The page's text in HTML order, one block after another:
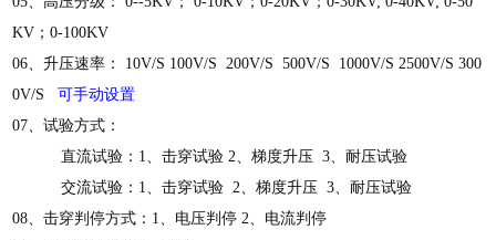
KV；0-100KV
06、升压速率： 10V/S 100V/S 200V/S 500V/S 1000V/S 2500V/S 300
0V/S
可手动设置
07、试验方式：
直流试验：1、击穿试验 2、梯度升压 3、耐压试验
交流试验：1、击穿试验 2、梯度升压 3、耐压试验
08、击穿判停方式：1、电压判停 2、电流判停